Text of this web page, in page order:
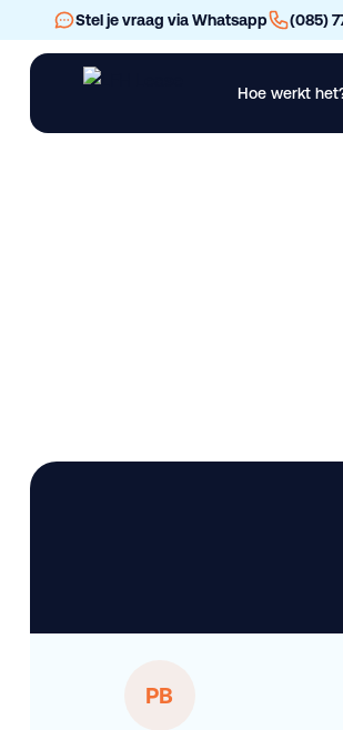
Stel je vraag via Whatsapp (085)
Hoe werkt
PB